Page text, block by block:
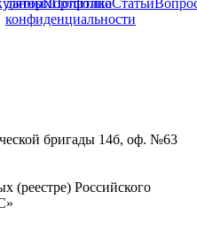
ПортфолиоСтатьи
данныхПолитика
конфиденциальности
бригады 14б, оф. №63
(реестре) Российского